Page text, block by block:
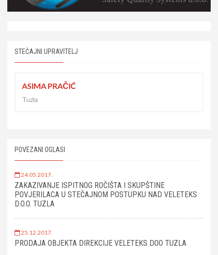
STEČAJNI UPRAVITELJ
ASIMA PRAČIĆ
Tuzla
POVEZANI OGLASI
24.05.2017.
ZAKAZIVANJE ISPITNOG ROČIŠTA I SKUPŠTINE
POVJERILACA U STEČAJNOM POSTUPKU NAD VELETEKS
D.O.O. TUZLA
25.12.2017.
PRODAJA OBJEKTA DIREKCIJE VELETEKS DOO TUZLA